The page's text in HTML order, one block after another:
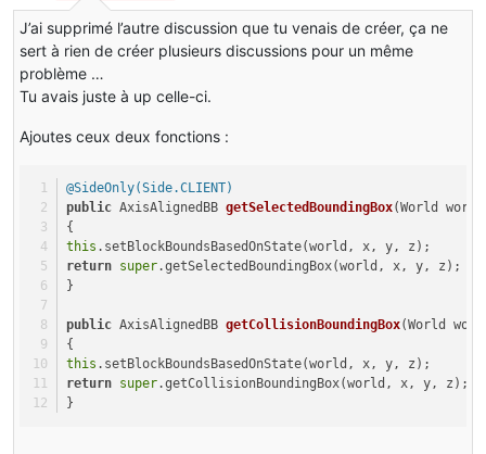
J’ai supprimé l’autre discussion que tu venais de créer, ça ne
sert à rien de créer plusieurs discussions pour un même
problème …
Tu avais juste à up celle-ci.
Ajoutes ceux deux fonctions :
@SideOnly(Side.CLIENT)
public AxisAlignedBB getSelectedBoundingBox(World
{
this .setBlockBoundsBasedOnState(world, x, y, z);
return super.getSelectedBoundingBox(world, x, y, z);
}
public AxisAlignedBB getCollisionBoundingBox(World
{
this .setBlockBoundsBasedOnState(world, x, y, z);
return super.getCollisionBoundingBox(world, x, y, z);
}